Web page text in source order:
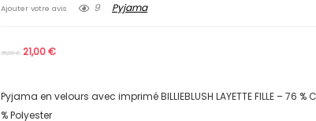
Ajouter votre avis 9 Pyjama
35,00€ 21,00€
Pyjama en velours avec imprimé BILLIEBLUSH LAYETTE FILLE – 76 %
% Polyester